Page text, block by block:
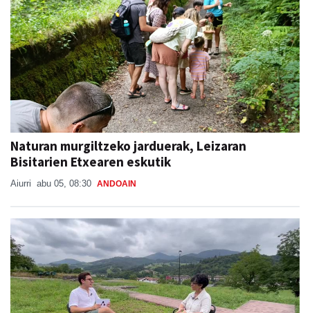
Naturan murgiltzeko jarduerak, Leizaran
Bisitarien Etxearen eskutik
Aiurri abu 05, 08:30 ANDOAIN